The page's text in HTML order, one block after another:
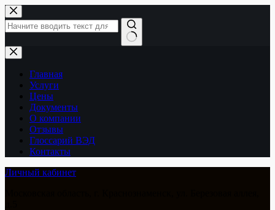
Перейти
к
сути
Ничего
не
найденоГлавная
Услуги
Цены
Документы
О компании
Отзывы
Глоссарий ВЭД
Контакты
Личный кабинет